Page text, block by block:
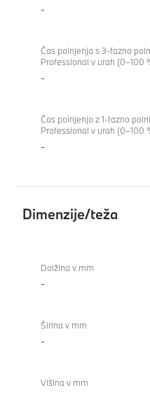
-
Čas polnjenja s 3-fazno
Professional v urah (0–100
-
Čas polnjenja z 1-fazno
Professional v urah (0–100
-
Dimenzije/teža
M8
Coupé
Dolžina v mm
-
Širina v mm
-
Višina v mm